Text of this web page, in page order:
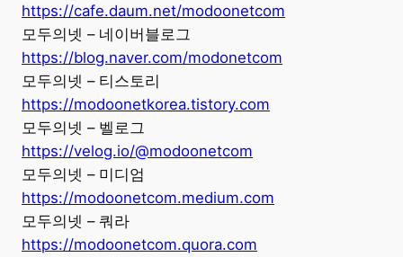
https://cafe.daum.net/modoonetcom
모두의넷 – 네이버블로그
https://blog.naver.com/modonetcom
모두의넷 – 티스토리
https://modoonetkorea.tistory.com
모두의넷 – 벨로그
https://velog.io/@modoonetcom
모두의넷 – 미디엄
https://modoonetcom.medium.com
모두의넷 – 쿼라
https://modoonetcom.quora.com